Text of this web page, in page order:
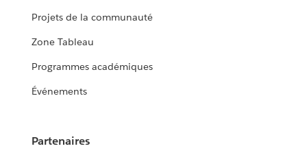
Projets de la communauté
Zone Tableau
Programmes académiques
Événements
Partenaires